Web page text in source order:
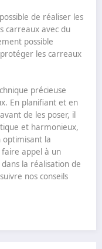
de réaliser les
carreaux avec du
possible
les carreaux
précieuse
En planifiant et en
de les poser, il
et harmonieux,
la
faire appel à un
la réalisation de
nos conseils